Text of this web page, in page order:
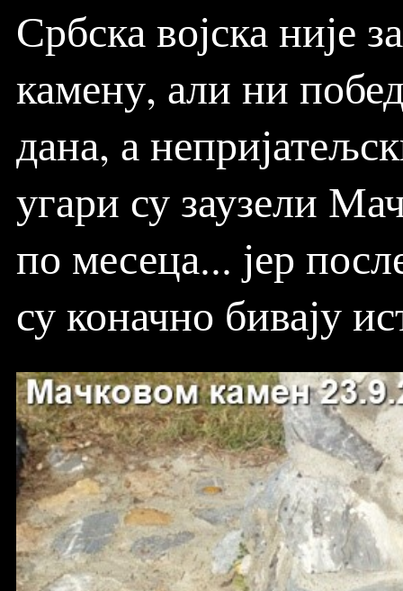
Србска војска није
камену, али ни
дана, а
угари су заузели
по месеца... јер
су коначно бивају